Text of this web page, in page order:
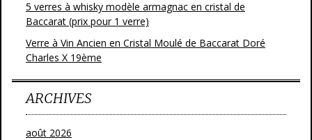
5 verres à whisky modèle armagnac en cristal de
Baccarat (prix pour 1 verre)
Verre à Vin Ancien en Cristal Moulé de Baccarat Doré
Charles X 19ème
ARCHIVES
août 2026